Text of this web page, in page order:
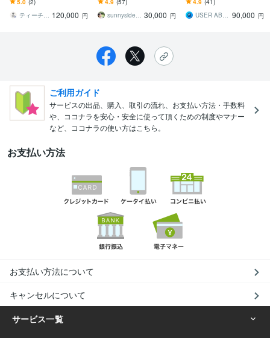
誘導等、フルカスタマイ
ズ致します。
ティーチ＆ファネルデザイン 120,000 円
ランディングページを格
安で作ります。
sunnyside design 30,000 円
修正無料/スマホ対応
USER ABILITIES 90,000 円
ご利用ガイド
サービスの出品、購入、取引の流れ、お支払い方法・手数料
や、ココナラを安心・安全に使って頂くための制度やマナー
など、ココナラの使い方はこちら。
お支払い方法
お支払い方法について
キャンセルについて